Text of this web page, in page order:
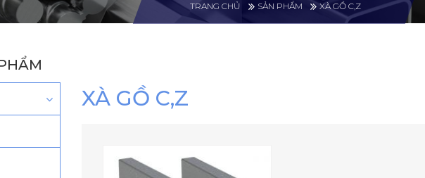
TRANG CHỦ SẢN PHẨM XÀ GỒ C,Z
XÀ GỒ C,Z